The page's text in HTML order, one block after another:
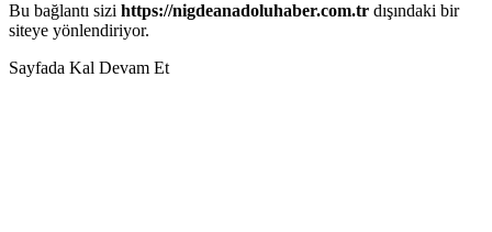
Bu bağlantı sizi https://nigdeanadoluhaber.com.tr dışındaki bir
siteye yönlendiriyor.
Sayfada Kal Devam Et